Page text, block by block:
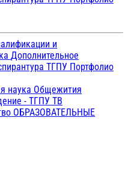
и
Дополнительное
ТГПУ Портфолио
наука Общежития
- ТГПУ ТВ
ОБРАЗОВАТЕЛЬНЫЕ